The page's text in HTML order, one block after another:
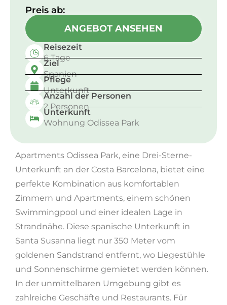
Preis ab:​
ANGEBOT ANSEHEN
Reisezeit
6 Tage
Ziel
Spanien
Pflege
Unterkunft
Anzahl der Personen
2 Personen
Unterkunft
Wohnung Odissea Park
Apartments Odissea Park, eine Drei-Sterne-
Unterkunft an der Costa Barcelona, ​​bietet eine
perfekte Kombination aus komfortablen
Zimmern und Apartments, einem schönen
Swimmingpool und einer idealen Lage in
Strandnähe. Diese spanische Unterkunft in
Santa Susanna liegt nur 350 Meter vom
goldenen Sandstrand entfernt, wo Liegestühle
und Sonnenschirme gemietet werden können.
In der unmittelbaren Umgebung gibt es
zahlreiche Geschäfte und Restaurants. Für